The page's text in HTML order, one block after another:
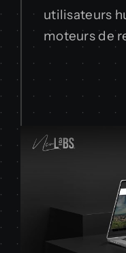
utilisateurs
moteurs de